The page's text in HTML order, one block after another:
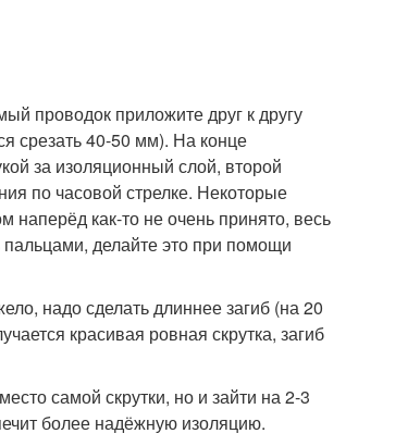
проводок приложите друг к другу
срезать 40-50 мм). На конце
за изоляционный слой, второй
по часовой стрелке. Некоторые
наперёд как-то не очень принято, весь
делайте это при помощи
надо сделать длиннее загиб (на 20
красивая ровная скрутка, загиб
самой скрутки, но и зайти на 2-3
более надёжную изоляцию.